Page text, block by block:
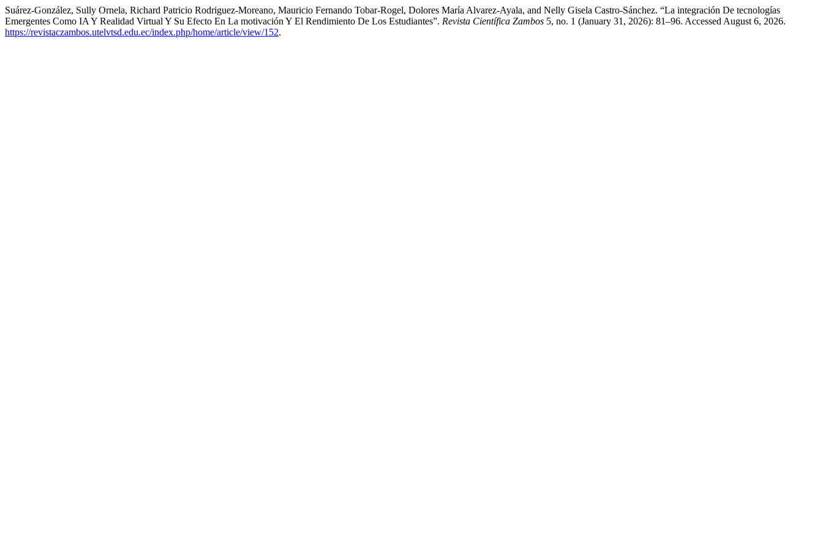
Suárez-González, Sully Ornela, Richard Patricio Rodriguez-Moreano, Mauricio Fernando Tobar-Rogel, Dolores María Alvarez-Ayala, and Nelly Gisela Castro-Sánchez. “La integración De tecnologías
Emergentes Como IA Y Realidad Virtual Y Su Efecto En La motivación Y El Rendimiento De Los Estudiantes”. Revista Científica Zambos 5, no. 1 (January 31, 2026): 81–96. Accessed August 6, 2026.
https://revistaczambos.utelvtsd.edu.ec/index.php/home/article/view/152.